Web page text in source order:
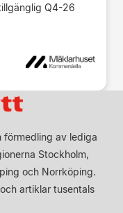
Q4-26
förmedling av lediga
Stockholm,
och Norrköping.
artiklar tusentals